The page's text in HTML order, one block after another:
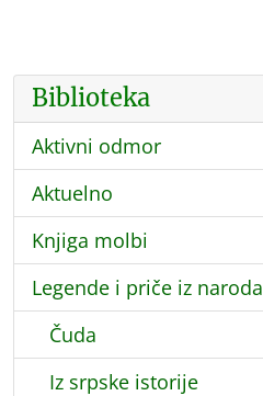
Biblioteka
Aktivni odmor
Aktuelno
Knjiga molbi
Legende i priče iz naroda
Čuda
Iz srpske istorije